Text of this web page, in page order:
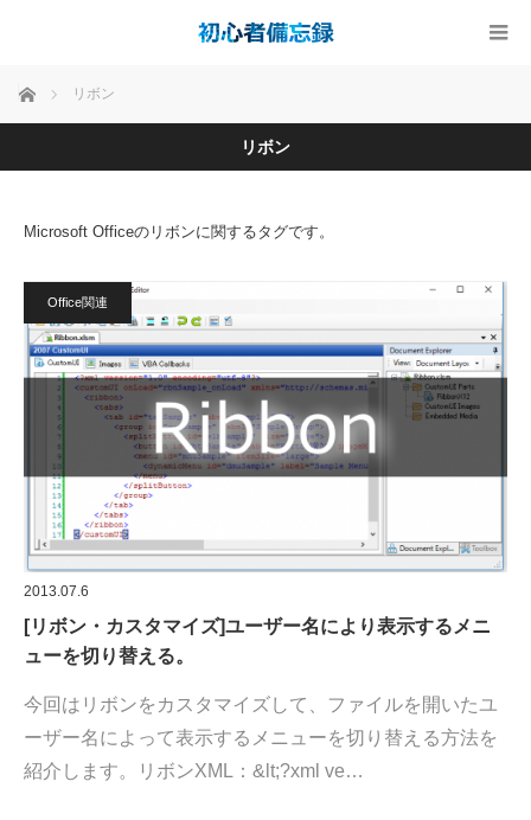
ホーム リボン
リボン
Microsoft Officeのリボンに関するタグです。
Office関連
2013.07.6
[リボン・カスタマイズ]ユーザー名により表示するメニ
ューを切り替える。
今回はリボンをカスタマイズして、ファイルを開いたユ
ーザー名によって表示するメニューを切り替える方法を
紹介します。リボンXML：&lt;?xml ve…